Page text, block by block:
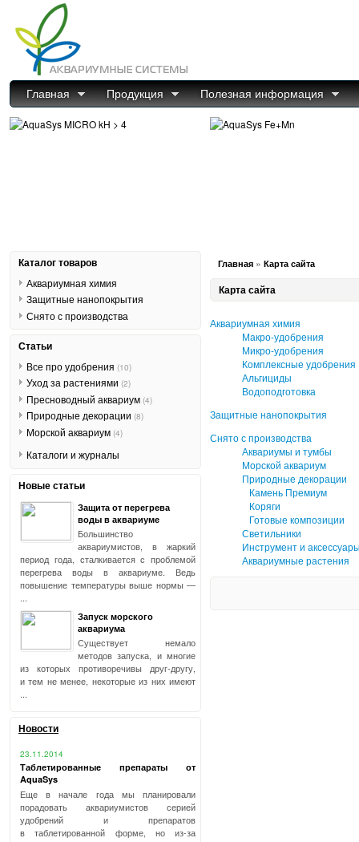
Главная Продукция Полезная информация
Главная » Карта сайта
Карта сайта
Аквариумная химия
Макро-удобрения
Микро-удобрения
Комплексные удобрения
Альгициды
Водоподготовка
Защитные нанопокрытия
Снято с производства
Аквариумы и тумбы
Морской аквариум
Природные декорации
Камень Премиум
Коряги
Готовые композиции
Светильники
Инструмент и
Аквариумные растения
Каталог товаров
Аквариумная химия
Защитные нанопокрытия
Снято с производства
Статьи
Все про удобрения (10)
Уход за растениями (2)
Пресноводный аквариум (4)
Природные декорации (8)
Морской аквариум (4)
Каталоги и журналы
Новые статьи
Защита от перегрева
воды в аквариуме
Большинство
аквариумистов, в жаркий
период года, сталкивается с проблемой
перегрева воды в аквариуме. Ведь
повышение температуры выше нормы —
...
Запуск морского
аквариума
Существует немало
методов запуска, и многие
из которых противоречивы друг-другу,
и тем не менее, некоторые из них имеют
...
Новости
23.11.2014
Таблетированные препараты от
AquaSys
Еще в начале года мы планировали
порадовать аквариумистов серией
удобрений и препаратов
в таблетированной форме, но из-за